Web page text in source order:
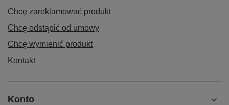
Chcę zareklamować produkt
Chcę odstąpić od umowy
Chcę wymienić produkt
Kontakt
Konto